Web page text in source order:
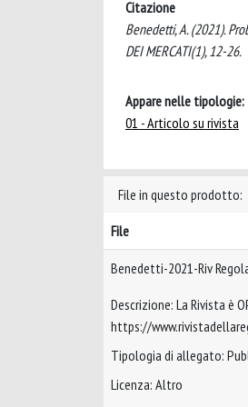
Citazione
Benedetti, A. (2021).
DEI MERCATI(1), 12-26.
Appare nelle tipologie:
01 - Articolo su rivista
File in questo prodotto:
File
Benedetti-2021-Riv
Descrizione: La Rivista è
https://
Tipologia di allegato:
Licenza: Altro